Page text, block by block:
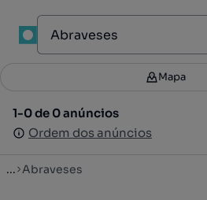
Filtros 3
1-0 de 0 anúncios
Ordem dos anúncios
Mapa
1-0 de 0 anúncios
Ordem dos anúncios
... Abraveses